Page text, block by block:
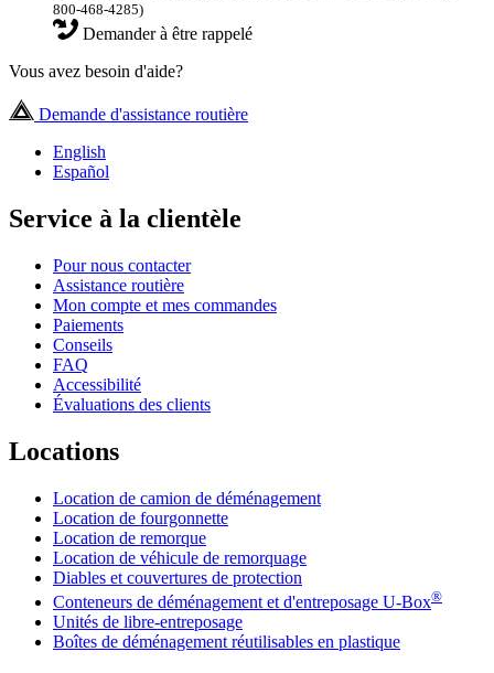
800-468-4285)
Demander à être rappelé
Vous avez besoin d'aide?
Demande d'assistance routière
English
Español
Service à la clientèle
Pour nous contacter
Assistance routière
Mon compte et mes commandes
Paiements
Conseils
FAQ
Accessibilité
Évaluations des clients
Locations
Location de camion de déménagement
Location de fourgonnette
Location de remorque
Location de véhicule de remorquage
Diables et couvertures de protection
Conteneurs de déménagement et d'entreposage U-Box®
Unités de libre-entreposage
Boîtes de déménagement réutilisables en plastique